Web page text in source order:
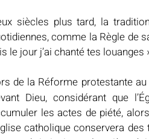
siècles plus tard, la
comme la Règle de
le jour j’ai chanté tes louanges
de la Réforme protestante au
Dieu, considérant que
les actes de piété,
catholique conservera